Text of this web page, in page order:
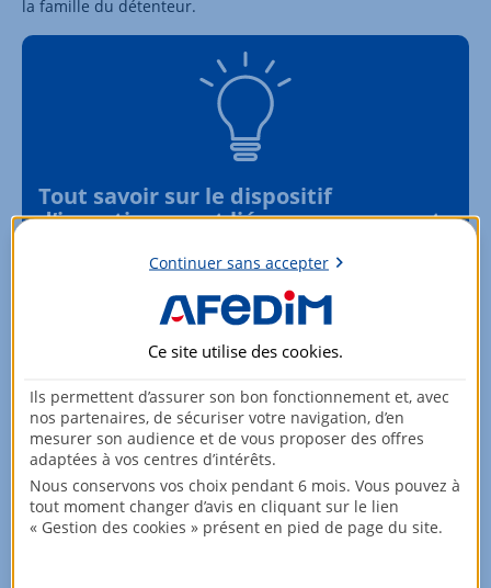
la famille du détenteur.
Tout savoir sur le dispositif
d’investissement liés aux monuments
Partager :
Continuer sans accepter
Ce site utilise des cookies.
Ils permettent d’assurer son bon fonctionnement et, avec
nos partenaires, de sécuriser votre navigation, d’en
mesurer son audience et de vous proposer des offres
adaptées à vos centres d’intérêts.
Nous conservons vos choix pendant 6 mois. Vous pouvez à
tout moment changer d’avis en cliquant sur le lien
« Gestion des cookies » présent en pied de page du site.